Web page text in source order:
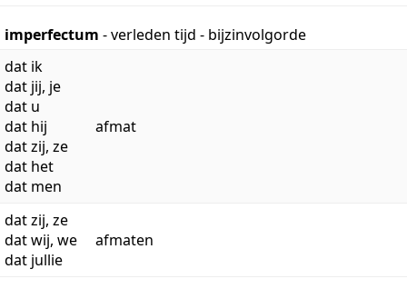
imperfectum - verleden tijd - bijzinvolgorde
dat ik
dat jij, je
dat u
dat hij
dat zij, ze
dat het
dat men
afmat
dat zij, ze
dat wij, we
dat jullie
afmaten